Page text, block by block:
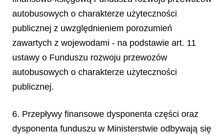
autobusowych o charakterze użyteczności
publicznej z uwzględnieniem porozumień
zawartych z wojewodami - na podstawie art. 11
ustawy o Funduszu rozwoju przewozów
autobusowych o charakterze użyteczności
publicznej.
6. Przepływy finansowe dysponenta części oraz
dysponenta funduszu w Ministerstwie odbywają się